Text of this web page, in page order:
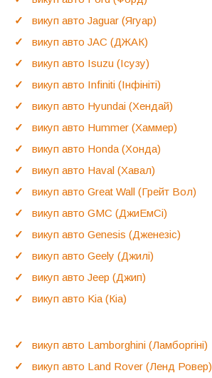
викуп авто Jaguar (Ягуар)
викуп авто JAC (ДЖАК)
викуп авто Isuzu (Ісузу)
викуп авто Infiniti (Інфініті)
викуп авто Hyundai (Хендай)
викуп авто Hummer (Хаммер)
викуп авто Honda (Хонда)
викуп авто Haval (Хавал)
викуп авто Great Wall (Грейт Вол)
викуп авто GMC (ДжиЕмСі)
викуп авто Genesis (Дженезіс)
викуп авто Geely (Джилі)
викуп авто Jeep (Джип)
викуп авто Kia (Кіа)
викуп авто Lamborghini (Ламборгіні)
викуп авто Land Rover (Ленд Ровер)